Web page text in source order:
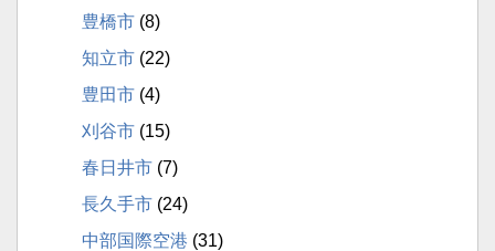
豊橋市 (8)
知立市 (22)
豊田市 (4)
刈谷市 (15)
春日井市 (7)
長久手市 (24)
中部国際空港 (31)